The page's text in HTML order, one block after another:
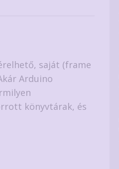
saját (frame
Arduino
könyvtárak, és